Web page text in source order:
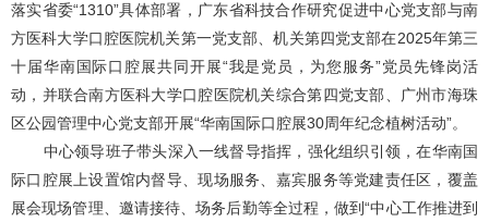
落实省委“1310”具体部署，广东省科技合作研究促进中心党支部与南
方医科大学口腔医院机关第一党支部、机关第四党支部在2025年第三
十届华南国际口腔展共同开展“我是党员，为您服务”党员先锋岗活
动，并联合南方医科大学口腔医院机关综合第四党支部、广州市海珠
区公园管理中心党支部开展“华南国际口腔展30周年纪念植树活动”。
中心领导班子带头深入一线督导指挥，强化组织引领，在华南国
际口腔展上设置馆内督导、现场服务、嘉宾服务等党建责任区，覆盖
展会现场管理、邀请接待、场务后勤等全过程，做到“中心工作推进到